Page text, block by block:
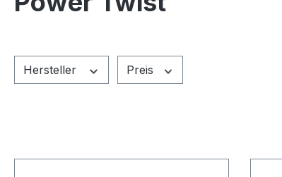
Hersteller Preis